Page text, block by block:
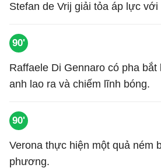
Stefan de Vrij giải tỏa áp lực
90'
Raffaele Di Gennaro có pha bắt
anh lao ra và chiếm lĩnh bóng.
90'
Verona thực hiện một quả ném
phương.